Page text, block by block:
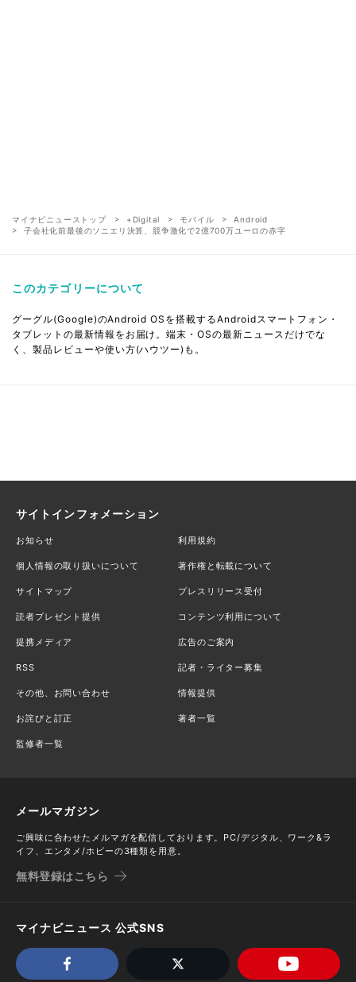
マイナビニューストップ +Digital モバイル
Android
子会社化前最後のソニエリ決算、競争激化で2億700万ユーロの赤字
このカテゴリーについて
グーグル(Google)のAndroid OSを搭載するAndroidスマートフォン・
タブレットの最新情報をお届け。端末・OSの最新ニュースだけでな
く、製品レビューや使い方(ハウツー)も。
サイトインフォメーション
お知らせ 利用規約
個人情報の取り扱いについて 著作権と転載について
サイトマップ プレスリリース受付
読者プレゼント提供 コンテンツ利用について
提携メディア 広告のご案内
RSS 記者・ライター募集
その他、お問い合わせ 情報提供
お詫びと訂正 著者一覧
監修者一覧
メールマガジン
ご興味に合わせたメルマガを配信しております。PC/デジタル、ワーク&ラ
イフ、エンタメ/ホビーの3種類を用意。
無料登録はこちら
マイナビニュース 公式SNS